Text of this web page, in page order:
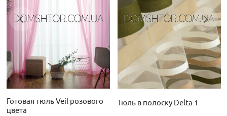
несколько
вариаций.
Опции
можно
выбрать
на
товара.
Готовая тюль Veil розового
цвета
Тюль в полоску Delta 1